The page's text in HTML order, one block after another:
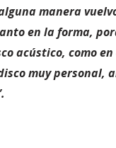
manera
en la forma,
acústico, como
muy personal,